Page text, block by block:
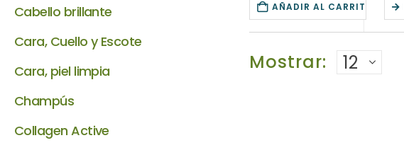
AÑADIR AL CARRITO
Mostrar:
Cabello brillante
Cara, Cuello y Escote
Cara, piel limpia
Champús
Collagen Active